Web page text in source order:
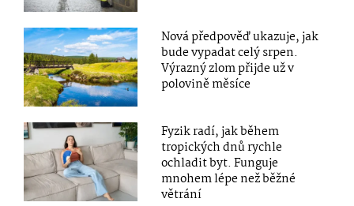
Nová předpověď ukazuje, jak
bude vypadat celý srpen.
Výrazný zlom přijde už v
polovině měsíce
Fyzik radí, jak během
tropických dnů rychle
ochladit byt. Funguje
mnohem lépe než běžné
větrání